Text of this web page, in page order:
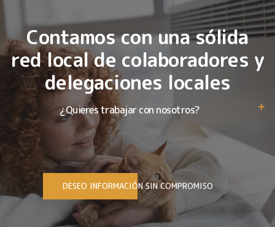
Contamos con una sólida
red local de colaboradores y
delegaciones locales
¿Quieres trabajar con nosotros?
DESEO INFORMACIÓN SIN COMPROMISO